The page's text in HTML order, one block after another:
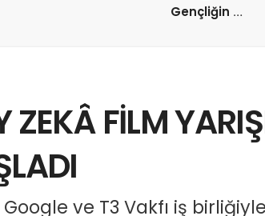
Gençliğin Sesi
ZEKÂ FİLM
ve T3 Vakfı iş birliğiyle